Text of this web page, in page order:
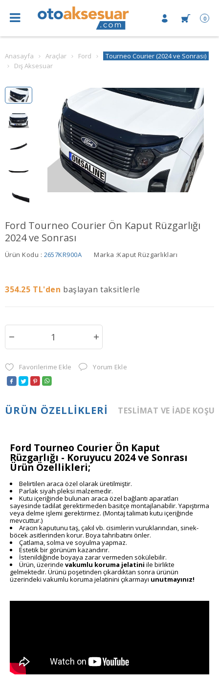
0
Anasayfa Araçlar Ford
Tourneo Courier (2024 ve Sonrası)
Dış Aksesuar
Ford Tourneo Courier Ön Kaput Rüzgarlığı
2024 ve Sonrası
Ürün Kodu : 2657KR900A Marka :Kaput Rüzgarlıkları
354.25 TL'den başlayan taksitlerle
Favorilerime Ekle Yorum Ekle
ÜRÜN ÖZELLIKLERI TESLIMAT VE İADE
Ford Tourneo Courier Ön Kaput
Rüzgarlığı - Koruyucu 2024 ve Sonrası
Ürün Özellikleri;
Belirtilen araca özel olarak üretilmiştir.
Parlak siyah pleksi malzemedir.
Kutu içeriğinde bulunan araca özel bağlantı aparatları
sayesinde tadilat gerektirmeden basitçe montajlanabilir. Yapıştırma
veya delme işlemi gerektirmez. (Montaj talimatı kutu içeriğinde
mevcuttur.)
Aracın kaputunu taş, çakıl vb. cisimlerin vuruklarından, sinek-
böcek asitlerinden korur. Boya tahribatını önler.
Çatlama, solma ve soyulma yapmaz.
Estetik bir görünüm kazandırır.
İstenildiğinde boyaya zarar vermeden sökülebilir.
Ürün, üzerinde vakumlu koruma jelatini ile birlikte
gelmektedir. Ürünü poşetinden çıkardıktan sonra ürünün
üzerindeki vakumlu koruma jelatinini çıkarmayı unutmayınız!